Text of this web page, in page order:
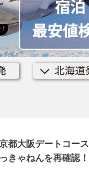
都大阪デートコース
きゃねんを再確認！